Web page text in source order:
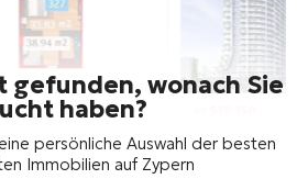
gefunden, wonach Sie
haben?
persönliche Auswahl der besten
Immobilien auf Zypern